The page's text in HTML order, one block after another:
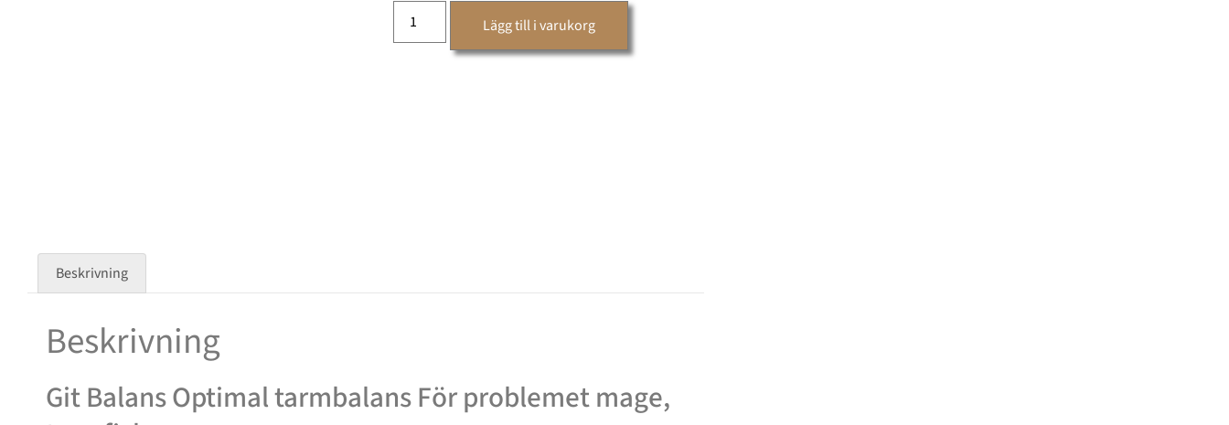
Lägg till i varukorg
Beskrivning
Beskrivning
Git Balans Optimal tarmbalans För problemet mage,